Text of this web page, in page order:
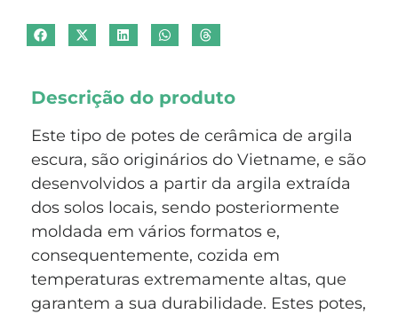
Descrição do produto
Este tipo de potes de cerâmica de argila
escura, são originários do Vietname, e são
desenvolvidos a partir da argila extraída
dos solos locais, sendo posteriormente
moldada em vários formatos e,
consequentemente, cozida em
temperaturas extremamente altas, que
garantem a sua durabilidade. Estes potes,